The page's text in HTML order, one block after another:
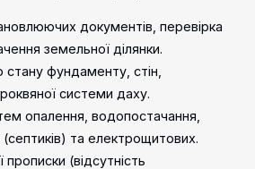
документів, перевірка
земельної ділянки.
стану фундаменту, стін,
системи даху.
опалення, водопостачання,
та електрощитових.
прописки (відсутність